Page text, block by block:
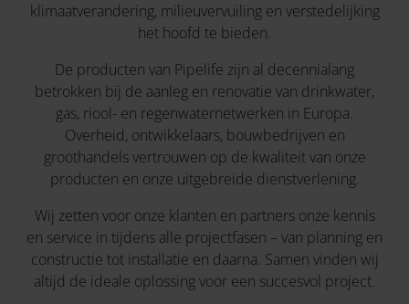
klimaatverandering, milieuvervuiling en verstedelijking
het hoofd te bieden.
De producten van Pipelife zijn al decennialang
betrokken bij de aanleg en renovatie van drinkwater,
gas, riool- en regenwaternetwerken in Europa.
Overheid, ontwikkelaars, bouwbedrijven en
groothandels vertrouwen op de kwaliteit van onze
producten en onze uitgebreide dienstverlening.
Wij zetten voor onze klanten en partners onze kennis
en service in tijdens alle projectfasen – van planning en
constructie tot installatie en daarna. Samen vinden wij
altijd de ideale oplossing voor een succesvol project.